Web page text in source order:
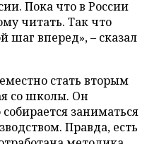
Пока что в России
читать. Так что
вперед», – сказал
стать вторым
со школы. Он
заниматься
Правда, есть